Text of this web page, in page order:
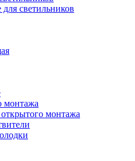
светильников
монтажа
монтажа